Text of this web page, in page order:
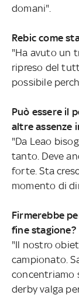
domani".
Rebic come
"Ha avuto un
ripreso del
possibile
Può essere il
altre assenze
"Da Leao
tanto. Deve
forte. Sta
momento di
Firmerebbe
fine stagione?
"Il nostro
campionato.
concentriamo
derby valga